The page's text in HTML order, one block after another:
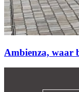
Ambienza, waar